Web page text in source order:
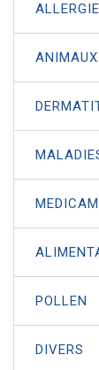
POLLEN
DIVERS